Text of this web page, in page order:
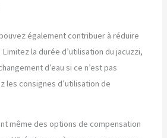
également contribuer à réduire
la durée d’utilisation du jacuzzi,
d’eau si ce n’est pas
les consignes d’utilisation de
même des options de compensation